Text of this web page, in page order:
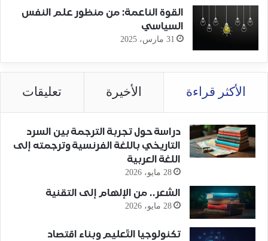
القوة الناعمة: من منظور علم النفس
السياسي
31 مارس، 2025
الأكثر قراءة الأخيرة تعليقات
دراسة حول تجربة الترجمة بين السرد
التاريخي باللغة الفرنسية وترجمته إلى
اللغة العربية
28 مايو، 2026
الشعر.. من الإلهام إلى التقنية
28 مايو، 2026
تكنولوجيا التّعليم وبناء اقتصاد